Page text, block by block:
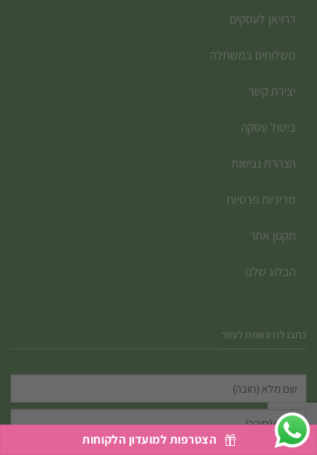
הצטרפות למועדון הלקוחות
דרויאן לעסקים
משלוחים במשתלה
יצירת קשר
ביטול עסקה
הצהרת נגישות
מדיניות פרטיות
תקנון אתר
הבלוג שלנו
כתבו לנו ונשמח לעזור